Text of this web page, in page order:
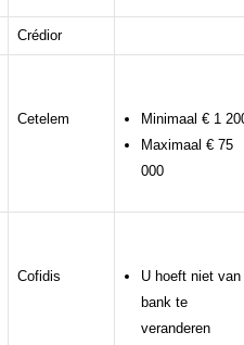
Crédior
Cetelem
Minimaal € 1
Maximaal € 75
000
Cofidis
U hoeft niet van
bank te
veranderen